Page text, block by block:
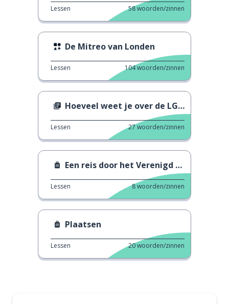
Lessen 58woorden/zinnen
De Mitreo van Londen
Lessen 104woorden/zinnen
Hoeveel weet je over de LGBT+geschiedenis?
Lessen 27woorden/zinnen
Een reis door het Verenigd Koninkrijk
Lessen 8woorden/zinnen
Plaatsen
Lessen 20woorden/zinnen